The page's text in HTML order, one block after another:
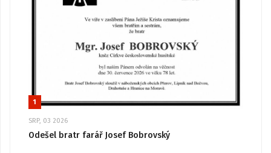
1
SRP, 03 2026
Odešel bratr farář Josef Bobrovský